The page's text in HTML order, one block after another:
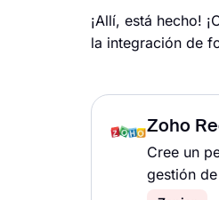
¡Allí, está hecho!
la integración de
Zoho
Cree un
gestión